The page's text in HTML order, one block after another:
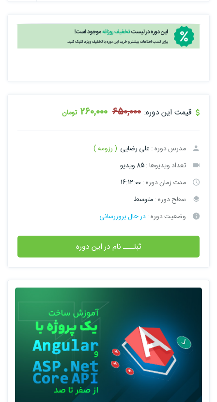
قیمت این دوره: 650,000
260,000 تومان
مدرس دوره : علی رضایی ( رزومه )
تعداد ویدیوها :85 ویدیو
مدت زمان دوره : 16:12:00
سطح دوره :متوسط
وضعیت دوره :در حال بروزرسانی
ثبتـــ نام در این دوره